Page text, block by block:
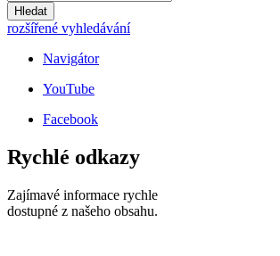
Hledat
rozšířené vyhledávání
Navigátor
YouTube
Facebook
Rychlé odkazy
Zajímavé informace rychle
dostupné z našeho obsahu.